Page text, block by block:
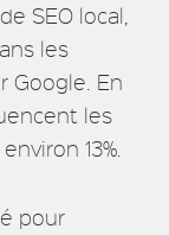
SEO local,
les
Google. En
les
13%.
pour